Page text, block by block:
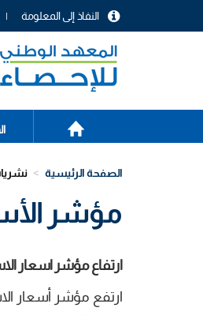
menu
header
النفاذ إلى المعلومة
Main
navigation
الرئيسية
الصفحة الرئيسية
مؤشر
ارتفاع مؤشر اسعار الاستهلاك بنسبة 0,4% خلال شهر